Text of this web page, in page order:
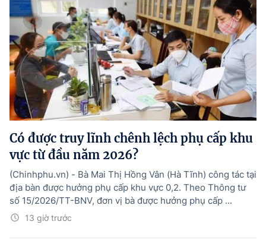
Có được truy lĩnh chênh lệch phụ cấp khu
vực từ đầu năm 2026?
13 giờ trước
(Chinhphu.vn) - Bà Mai Thị Hồng Vân (Hà Tĩnh) công tác tại
địa bàn được hưởng phụ cấp khu vực 0,2. Theo Thông tư
số 15/2026/TT-BNV, đơn vị bà được hưởng phụ cấp ...